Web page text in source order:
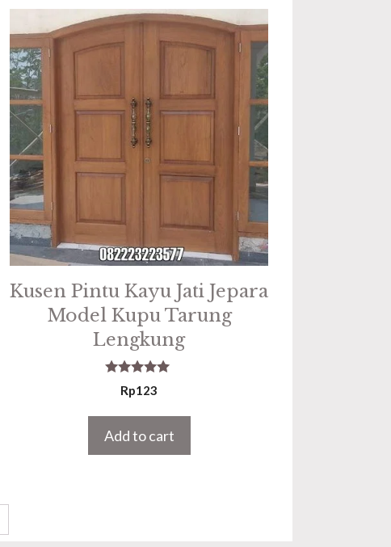
Kusen Pintu Kayu Jati Jepara
Model Kupu Tarung
Lengkung
5.00
out of 5
Rp123
Add to cart